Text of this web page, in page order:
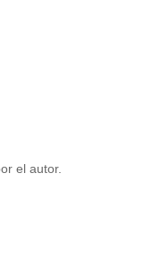
el autor.